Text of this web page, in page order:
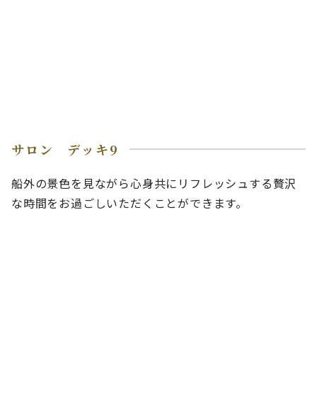
サロン デッキ9
船外の景色を見ながら心身共にリフレッシュする贅沢
な時間をお過ごしいただくことができます。